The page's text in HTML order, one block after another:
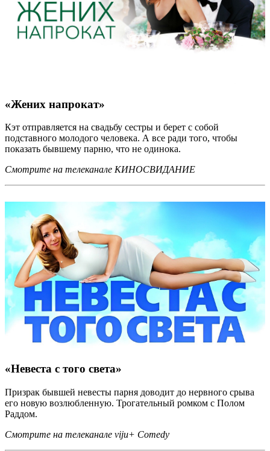
«Жених напрокат»
Кэт отправляется на свадьбу сестры и берет с собой
подставного молодого человека. А все ради того, чтобы
показать бывшему парню, что не одинока.
Смотрите на телеканале КИНОСВИДАНИЕ
«Невеста с того света»
Призрак бывшей невесты парня доводит до нервного срыва
его новую возлюбленную. Трогательный ромком с Полом
Раддом.
Смотрите на телеканале viju+ Comedy